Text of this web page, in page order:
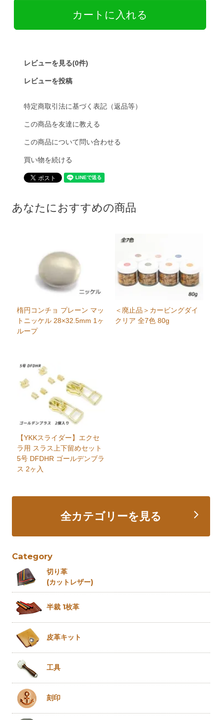
レビューを見る(0件)
レビューを投稿
特定商取引法に基づく表記（返品等）
この商品を友達に教える
この商品について問い合わせる
買い物を続ける
あなたにおすすめの商品
楕円コンチョ プレーン マッ
トニッケル 28×32.5mm 1ヶ
ループ
＜廃止品＞カービングダイ
クリア 全7色 80g
【YKKスライダー】エクセ
ラ用 スラス上下留めセット
5号 DFDHR ゴールデンブラ
ス 2ヶ入
全カテゴリーを見る
Category
切り革
(カットレザー)
半裁 1枚革
皮革キット
工具
刻印